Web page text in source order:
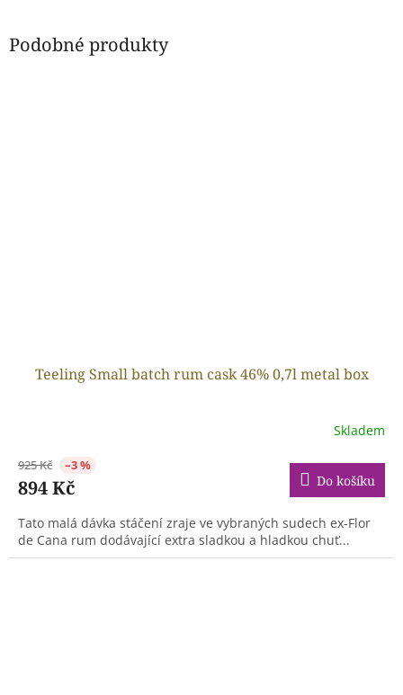
Podobné produkty
Teeling Small batch rum cask 46% 0,7l metal box
Skladem
925 Kč –3 %
894 Kč Do košíku
Tato malá dávka stáčení zraje ve vybraných sudech ex-Flor
de Cana rum dodávající extra sladkou a hladkou chuť...